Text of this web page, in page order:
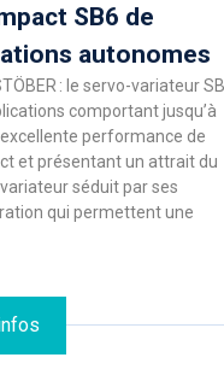
SB6 de
autonomes
: le servo-variateur
comportant jusqu’à
performance de
et présentant un attrait du
séduit par ses
qui permettent une